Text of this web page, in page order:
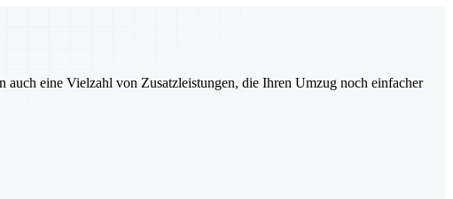
eine Vielzahl von Zusatzleistungen, die Ihren Umzug noch einfacher